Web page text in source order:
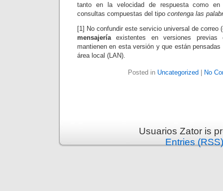
tanto en la velocidad de respuesta como en
consultas compuestas del tipo contenga las
[1] No confundir este servicio universal de correo (
mensajeríaexistentes en versiones
mantienen en esta versión y que están pensadas
área local (LAN).
Posted in Uncategorized No
Usuarios Zator is
Entries (RSS)